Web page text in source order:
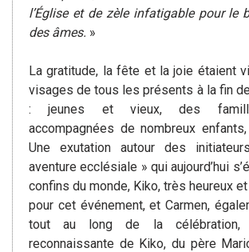
l’Église et de zèle infatigable pour le
des âmes. »
La gratitude, la fête et la joie étaient
visages de tous les présents à la fin
: jeunes et vieux, des
accompagnées de nombreux
Une exutation autour des
aventure ecclésiale » qui aujourd’hui
confins du monde, Kiko, très heureux
pour cet événement, et Carmen,
tout au long de la célébration,
reconnaissante de Kiko, du père